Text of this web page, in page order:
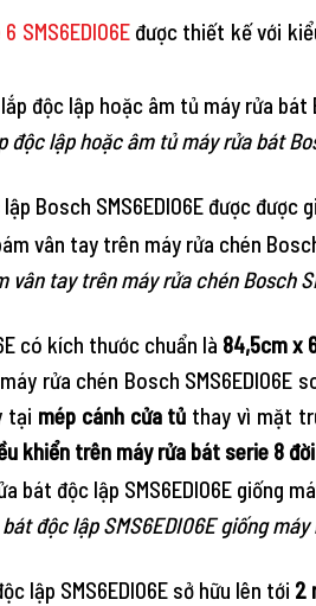
SMS6EDI06Eđược thiết kế với
độc lập hoặc âm tủ máy rửa bát
Bosch SMS6EDI06E được
tay trên máy rửa chén Bosch
có kích thước chuẩn là 84,5cm x
rửa chén Bosch SMS6EDI06E
tại mép cánh cửa tủ thay vì mặt
khiển trên máy rửa bát serie 8
độc lập SMS6EDI06E giống
lập SMS6EDI06E sở hữu lên tới 2